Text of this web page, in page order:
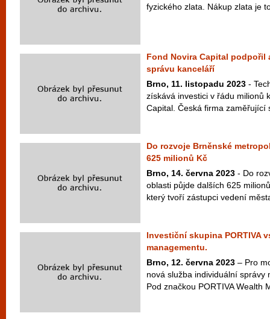
fyzického zlata. Nákup zlata je
Fond Novira Capital
správu kanceláří
Brno, 11. listopadu 2023 -
získává investici v řádu milionů
Capital. Česká firma zaměřující
Do rozvoje Brněnské
625 milionů Kč
Brno, 14. června 2023 - Do
oblasti půjde dalších 625
který tvoří zástupci vedení
Investiční skupina PORTIVA
managementu.
Brno, 12. června 2023 – Pro
nová služba individuální správy
Pod značkou PORTIVA Wealth